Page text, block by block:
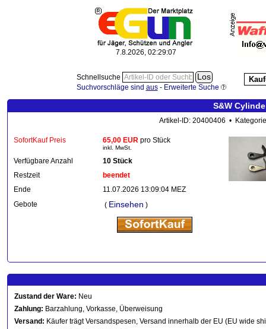
7.8.2026, 02:29:08
Schnellsuche
Suchvorschläge sind aus- Erweiterte Suche
S&W
Artikel-ID: 20400406 •
SofortKauf Preis 65,00 EUR pro Stück
inkl. MwSt.
Verfügbare Anzahl
10 Stück
Restzeit
beendet
Ende
11.07.2026 13:09:04 MEZ
Gebote
( Einsehen )
Zustand der Ware: Neu
Zahlung: Barzahlung, Vorkasse, Überweisung
Versand: Käufer trägt Versandspesen, Versand innerhalb der EU (EU wide